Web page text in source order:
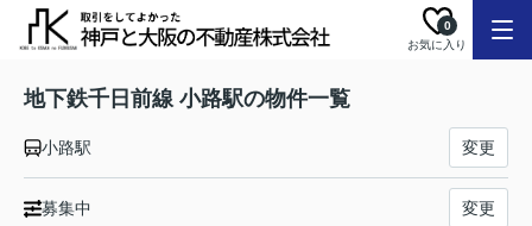
お気に入り
0
地下鉄千日前線 小路駅の物件一覧
小路駅 変更
募集中 変更